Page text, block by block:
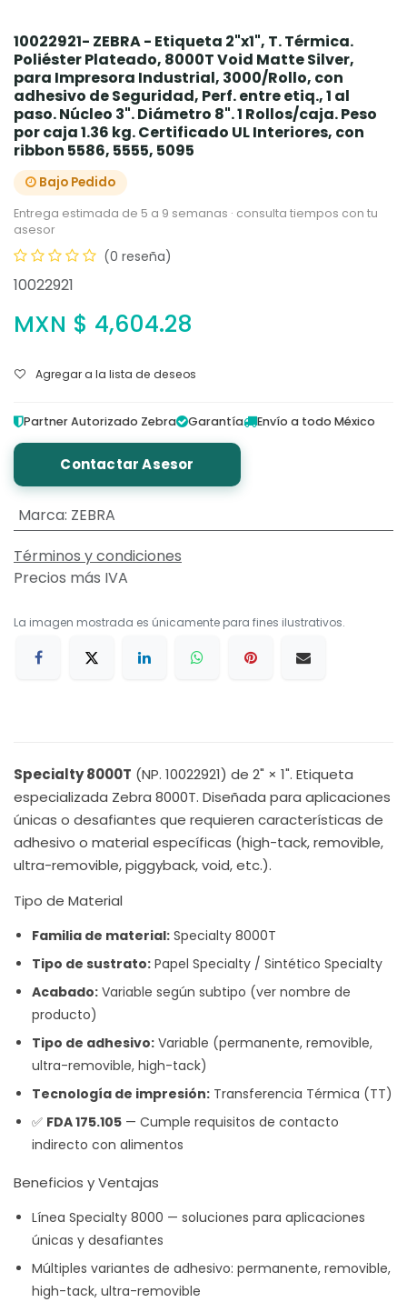
10022921- ZEBRA - Etiqueta 2"x1", T. Térmica.
Poliéster Plateado, 8000T Void Matte Silver,
para Impresora Industrial, 3000/Rollo, con
adhesivo de Seguridad, Perf. entre etiq., 1 al
paso. Núcleo 3". Diámetro 8". 1 Rollos/caja. Peso
por caja 1.36 kg. Certificado UL Interiores, con
ribbon 5586, 5555, 5095
Bajo Pedido
Entrega estimada de 5 a 9 semanas · consulta tiempos con tu
asesor
(0 reseña)
10022921
MXN $ 4,604.28
Agregar a la lista de deseos
Partner Autorizado Zebra Garantía Envío a todo México
Contactar Asesor
Marca: ZEBRA
Términos y condiciones
Precios más IVA
La imagen mostrada es únicamente para fines ilustrativos.
Specialty 8000T (NP. 10022921) de 2" × 1". Etiqueta
especializada Zebra 8000T. Diseñada para aplicaciones
únicas o desafiantes que requieren características de
adhesivo o material específicas (high-tack, removible,
ultra-removible, piggyback, void, etc.).
Tipo de Material
Familia de material: Specialty 8000T
Tipo de sustrato: Papel Specialty / Sintético Specialty
Acabado: Variable según subtipo (ver nombre de
producto)
Tipo de adhesivo: Variable (permanente, removible,
ultra-removible, high-tack)
Tecnología de impresión: Transferencia Térmica (TT)
✅ FDA 175.105 — Cumple requisitos de contacto
indirecto con alimentos
Beneficios y Ventajas
Línea Specialty 8000 — soluciones para aplicaciones
únicas y desafiantes
Múltiples variantes de adhesivo: permanente, removible,
high-tack, ultra-removible